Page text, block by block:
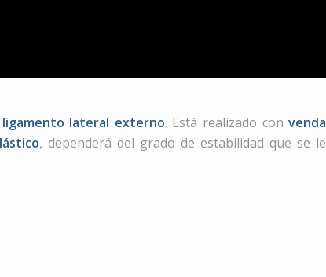
lateral externo. Está realizado convenda
, dependerá del grado de estabilidad que se le